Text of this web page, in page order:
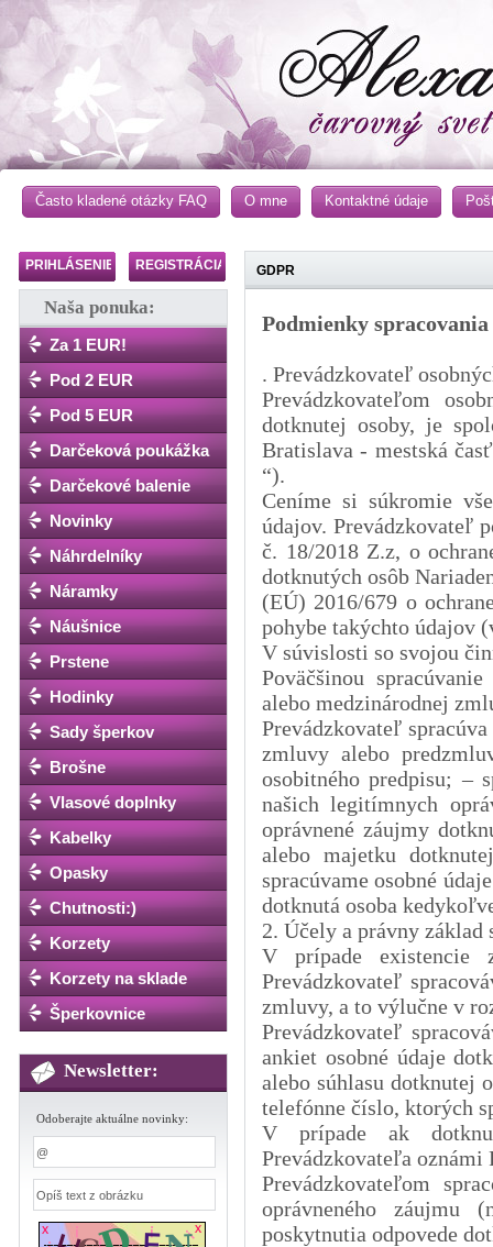
Často kladené otázky FAQ O mne Kontaktné údaje
PRIHLÁSENIE REGISTRÁCIA
Naša ponuka:
Za 1 EUR!
Pod 2 EUR
Pod 5 EUR
Darčeková poukážka
Darčekové balenie
Novinky
Náhrdelníky
Náramky
Náušnice
Prstene
Hodinky
Sady šperkov
Brošne
Vlasové doplnky
Kabelky
Opasky
Chutnosti:)
Korzety
Korzety na sklade
Šperkovnice
Newsletter:
Odoberajte aktuálne novinky:
GDPR
Podmienky
. Prevádzkovateľ
Prevádzkovateľom
dotknutej osoby, je
Bratislava - mestská
“).
Ceníme si súkromie
údajov. Prevádzkovateľ
č. 18/2018 Z.z, o
dotknutých osôb
(EÚ) 2016/679 o
pohybe takýchto údajov
V súvislosti so svojou
Poväčšinou
alebo medzinárodnej
Prevádzkovateľ
zmluvy alebo
osobitného predpisu; –
našich legitímnych
oprávnené záujmy
alebo majetku
spracúvame osobné
dotknutá osoba
2. Účely a právny základ
V prípade existencie
Prevádzkovateľ
zmluvy, a to výlučne v
Prevádzkovateľ
ankiet osobné údaje
alebo súhlasu dotknutej
telefónne číslo, ktorých
V prípade ak
Prevádzkovateľa oznámi
Prevádzkovateľom
oprávneného záujmu
poskytnutia odpovede